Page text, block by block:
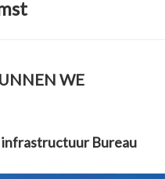
WE
infrastructuur Bureau